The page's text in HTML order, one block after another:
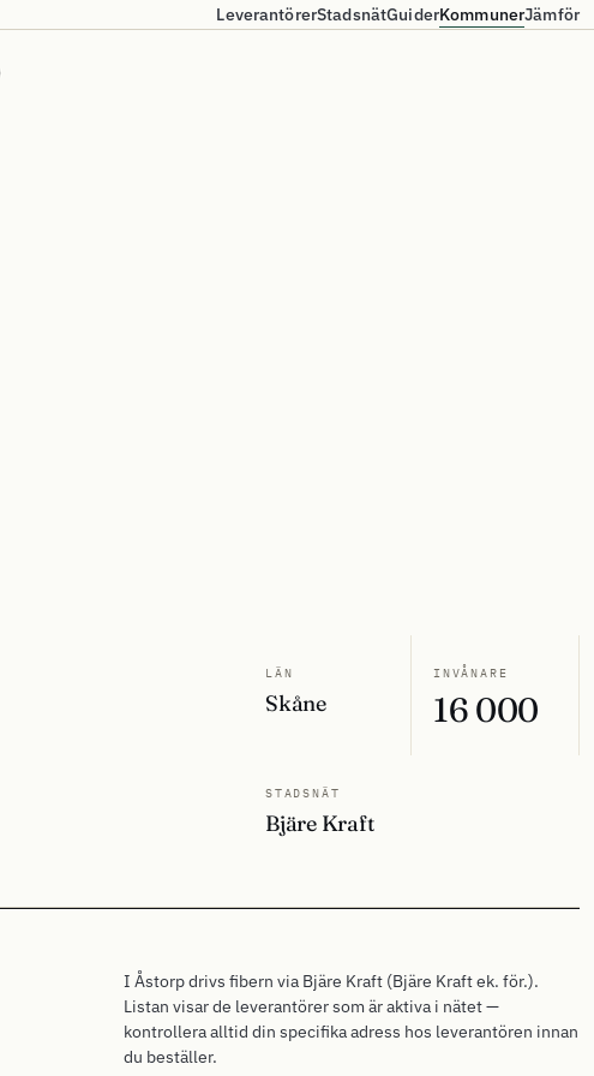
LeverantörerStadsnätGuiderKommunerJämför
LÄN
Skåne
INVÅNARE
16 000
STADSNÄT
Bjäre Kraft
I Åstorp drivs fibern via Bjäre Kraft (Bjäre Kraft ek. för.).
Listan visar de leverantörer som är aktiva i nätet —
kontrollera alltid din specifika adress hos leverantören innan
du beställer.